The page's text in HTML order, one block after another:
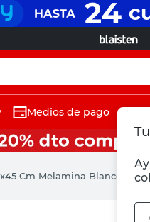
Medios de pago
Cm Melamina Blanco